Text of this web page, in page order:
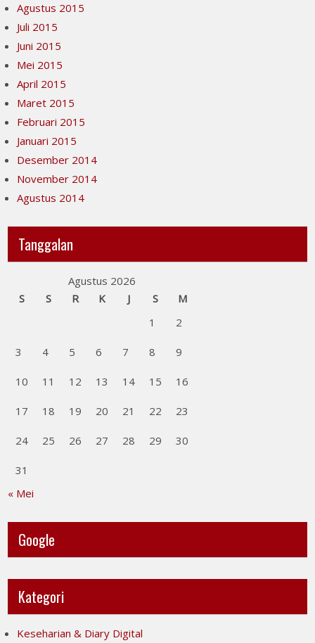
Agustus 2015
Juli 2015
Juni 2015
Mei 2015
April 2015
Maret 2015
Februari 2015
Januari 2015
Desember 2014
November 2014
Agustus 2014
Tanggalan
Agustus 2026
S
S R K J S
M
1
2
3 4 5 6 7 8 9
10 11 12 13 14 15 16
17 18 19 20 21 22 23
24 25 26 27 28 29 30
31
« Mei
Google
Kategori
Keseharian & Diary Digital